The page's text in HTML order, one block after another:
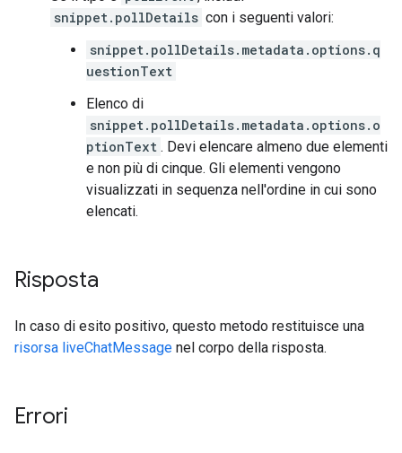
snippet.pollDetails con i seguenti valori:
snippet.pollDetails.metadata.options.q
uestionText
Elenco di
snippet.pollDetails.metadata.options.o
ptionText . Devi elencare almeno due elementi
e non più di cinque. Gli elementi vengono
visualizzati in sequenza nell'ordine in cui sono
elencati.
Risposta
In caso di esito positivo, questo metodo restituisce una
risorsa liveChatMessage nel corpo della risposta.
Errori